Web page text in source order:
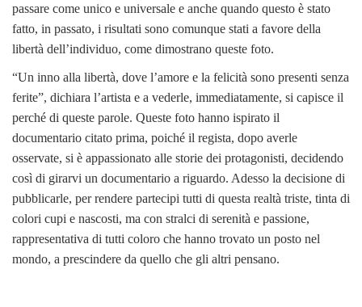
passare come unico e universale e anche quando questo è stato
fatto, in passato, i risultati sono comunque stati a favore della
libertà dell’individuo, come dimostrano queste foto.
“Un inno alla libertà, dove l’amore e la felicità sono presenti senza
ferite”, dichiara l’artista e a vederle, immediatamente, si capisce il
perché di queste parole. Queste foto hanno ispirato il
documentario citato prima, poiché il regista, dopo averle
osservate, si è appassionato alle storie dei protagonisti, decidendo
così di girarvi un documentario a riguardo. Adesso la decisione di
pubblicarle, per rendere partecipi tutti di questa realtà triste, tinta di
colori cupi e nascosti, ma con stralci di serenità e passione,
rappresentativa di tutti coloro che hanno trovato un posto nel
mondo, a prescindere da quello che gli altri pensano.